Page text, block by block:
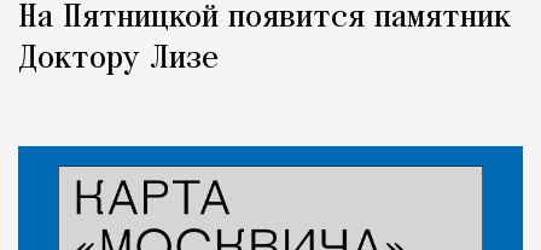
На Пятницкой появится памятник
Доктору Лизе